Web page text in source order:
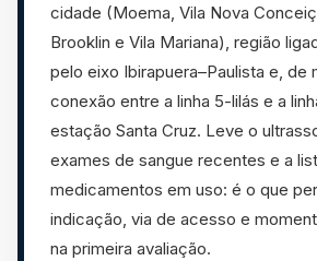
cidade (Moema, Vila Nova
Brooklin e Vila Mariana), região
pelo eixo Ibirapuera–Paulista e, de
conexão entre a linha 5-lilás e a
estação Santa Cruz. Leve o
exames de sangue recentes e a
medicamentos em uso: é o que
indicação, via de acesso e
na primeira avaliação.